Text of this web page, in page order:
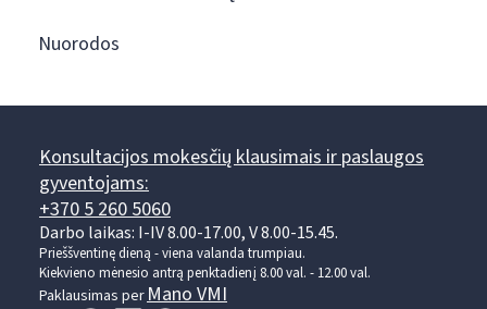
Nuorodos
Konsultacijos mokesčių klausimais ir paslaugos
gyventojams:
+370 5 260 5060
Darbo laikas: I-IV 8.00-17.00, V 8.00-15.45.
Prieššventinę dieną - viena valanda trumpiau.
Kiekvieno mėnesio antrą penktadienį 8.00 val. - 12.00 val.
Paklausimas per Mano VMI